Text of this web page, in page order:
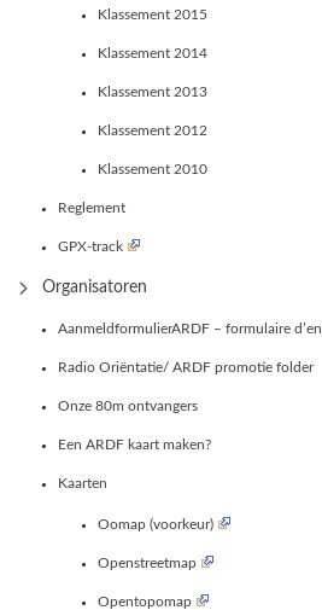
Klassement 2015
Klassement 2014
Klassement 2013
Klassement 2012
Klassement 2010
Reglement
GPX-track
Organisatoren
AanmeldformulierARDF – formulaire
Radio Oriëntatie/ ARDF promotie folder
Onze 80m ontvangers
Een ARDF kaart maken?
Kaarten
Oomap (voorkeur)
Openstreetmap
Opentopomap